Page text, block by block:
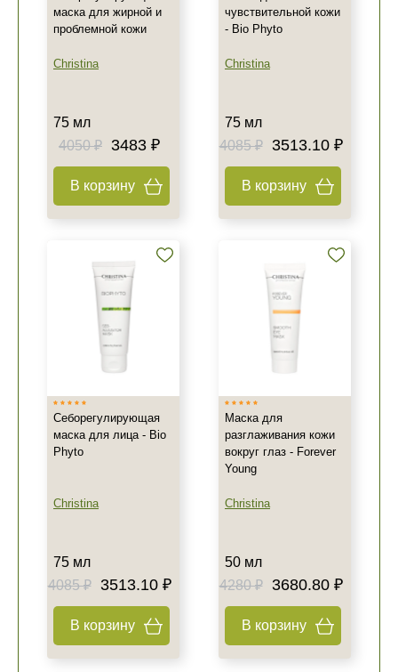
маска для жирной и
проблемной кожи
Christina
75 мл
4050 ₽
3483 ₽
В корзину
чувствительной кожи
- Bio Phyto
Christina
75 мл
4085 ₽
3513.10 ₽
В корзину
Себорегулирующая
маска для лица - Bio
Phyto
Christina
75 мл
4085 ₽
3513.10 ₽
В корзину
Маска для
разглаживания кожи
вокруг глаз - Forever
Young
Christina
50 мл
4280 ₽
3680.80 ₽
В корзину